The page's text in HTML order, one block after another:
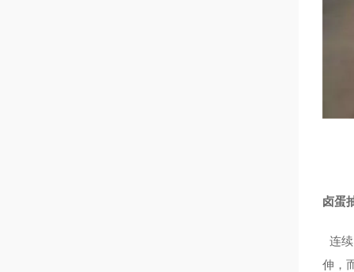
卤蛋
连
伸，